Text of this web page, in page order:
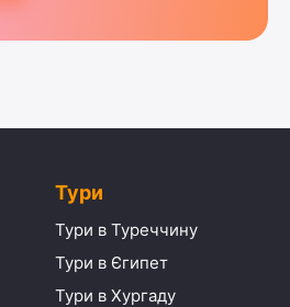
Тури
Тури в Туреччину
Тури в Єгипет
Тури в Хургаду